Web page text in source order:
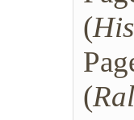
(
(